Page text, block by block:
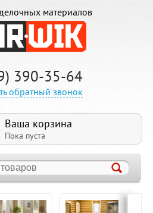
материалов
390-35-64
обратный звонок
Ваша корзина
Пока пуста